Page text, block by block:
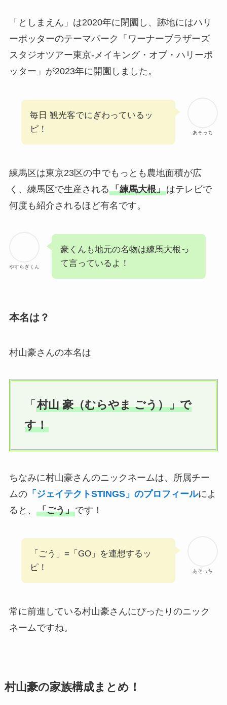
「としまえん」は2020年に閉園し、跡地にはハリ
ーポッターのテーマパーク「ワーナーブラザーズ
スタジオツアー東京-メイキング・オブ・ハリーポ
ッター」が2023年に開園しました。
あそっち
毎日 観光客でにぎわっているッ
ピ！
練馬区は東京23区の中でもっとも農地面積が広
く、練馬区で生産される「練馬大根」はテレビで
何度も紹介されるほど有名です。
やすらぎくん
豪くんも地元の名物は練馬大根っ
て言っているよ！
本名は？
村山豪さんの本名は
「 村山 豪（むらやま ごう）」で
す！
ちなみに村山豪さんのニックネームは、所属チー
ムの「ジェイテクトSTINGS」のプロフィールによ
ると、 「ごう」です！
あそっち
「ごう」=「GO」を連想するッ
ピ！
常に前進している村山豪さんにぴったりのニック
ネームですね。
村山豪の家族構成まとめ！